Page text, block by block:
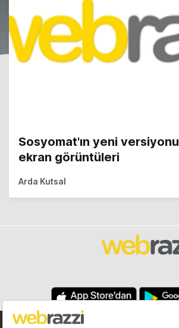
Sosyomat'ın yeni
ekran görüntüleri
Arda Kutsal